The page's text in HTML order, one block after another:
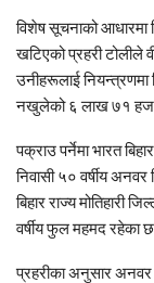
विशेष सूचनाको आधारमा
खटिएको प्रहरी टोलीले
उनीहरूलाई नियन्त्रणमा
नखुलेको ६ लाख ७१
पक्राउ पर्नेमा भारत
निवासी ५० वर्षीय
बिहार राज्य मोतिहारी
वर्षीय फुल महमद रहेका
प्रहरीका अनुसार